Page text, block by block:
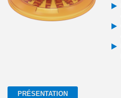
PRÉSENTATION